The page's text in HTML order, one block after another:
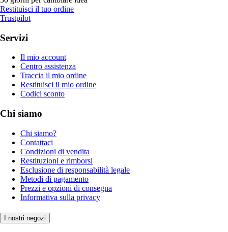
Restituisci il tuo ordine
Trustpilot
Servizi
Il mio account
Centro assistenza
Traccia il mio ordine
Restituisci il mio ordine
Codici sconto
Chi siamo
Chi siamo?
Contattaci
Condizioni di vendita
Restituzioni e rimborsi
Esclusione di responsabilità legale
Metodi di pagamento
Prezzi e opzioni di consegna
Informativa sulla privacy
I nostri negozi